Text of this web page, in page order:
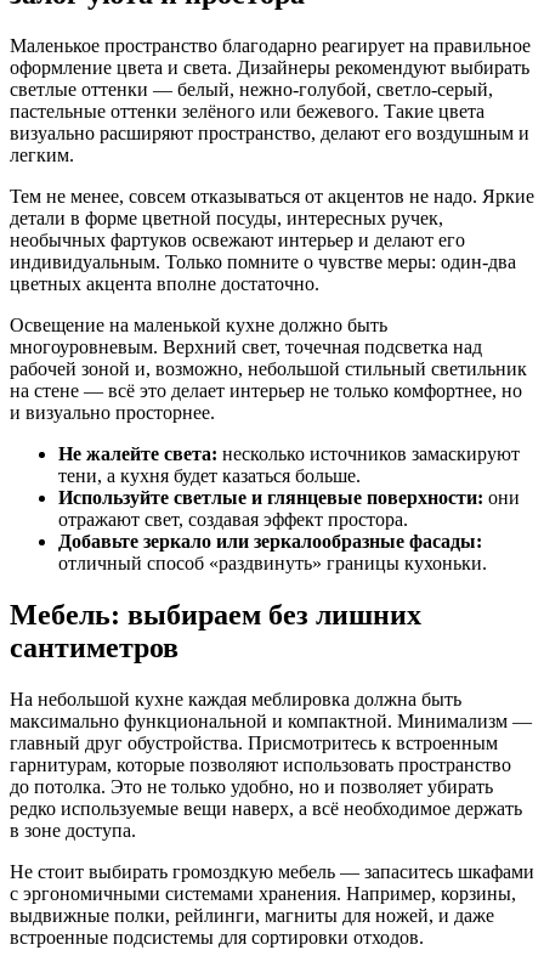
Маленькое пространство благодарно реагирует на правильное
оформление цвета и света. Дизайнеры рекомендуют выбирать
светлые оттенки — белый, нежно-голубой, светло-серый,
пастельные оттенки зелёного или бежевого. Такие цвета
визуально расширяют пространство, делают его воздушным и
легким.
Тем не менее, совсем отказываться от акцентов не надо. Яркие
детали в форме цветной посуды, интересных ручек,
необычных фартуков освежают интерьер и делают его
индивидуальным. Только помните о чувстве меры: один-два
цветных акцента вполне достаточно.
Освещение на маленькой кухне должно быть
многоуровневым. Верхний свет, точечная подсветка над
рабочей зоной и, возможно, небольшой стильный светильник
на стене — всё это делает интерьер не только комфортнее, но
и визуально просторнее.
Не жалейте света: несколько источников замаскируют
тени, а кухня будет казаться больше.
Используйте светлые и глянцевые поверхности: они
отражают свет, создавая эффект простора.
Добавьте зеркало или зеркалообразные фасады:
отличный способ «раздвинуть» границы кухоньки.
Мебель: выбираем без лишних
сантиметров
На небольшой кухне каждая меблировка должна быть
максимально функциональной и компактной. Минимализм —
главный друг обустройства. Присмотритесь к встроенным
гарнитурам, которые позволяют использовать пространство
до потолка. Это не только удобно, но и позволяет убирать
редко используемые вещи наверх, а всё необходимое держать
в зоне доступа.
Не стоит выбирать громоздкую мебель — запаситесь шкафами
с эргономичными системами хранения. Например, корзины,
выдвижные полки, рейлинги, магниты для ножей, и даже
встроенные подсистемы для сортировки отходов.